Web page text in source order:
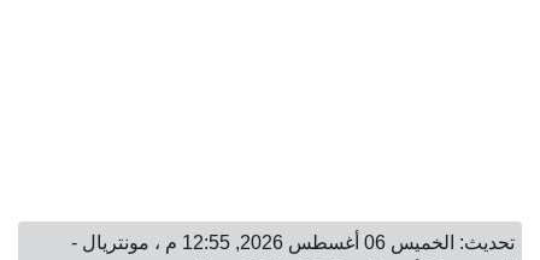
تحديث: الخميس 06 أغسطس 2026, 12:55 م ، مونتريال -